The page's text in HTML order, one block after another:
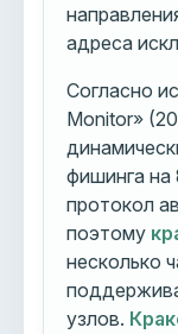
адреса
Согласно
Monitor»
фишинга на
протокол
поэтому
несколько
узлов.